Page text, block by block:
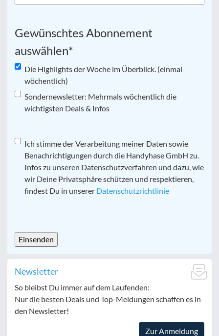
Gewünschtes Abonnement
auswählen*
Die Highlights der Woche im Überblick. (einmal
wöchentlich)
Sondernewsletter: Mehrmals wöchentlich die
wichtigsten Deals & Infos
Datenschutz*
Ich stimme der Verarbeitung meiner Daten sowie
Benachrichtigungen durch die Handyhase GmbH zu.
Infos zu unseren Datenschutzverfahren und dazu, wie
wir Deine Privatsphäre schützen und respektieren,
findest Du in unserer Datenschutzrichtlinie
Newsletter
So bleibst Du immer auf dem Laufenden:
Nur die besten Deals und Top-Meldungen schaffen es in
den Newsletter!
Zur Anmeldung